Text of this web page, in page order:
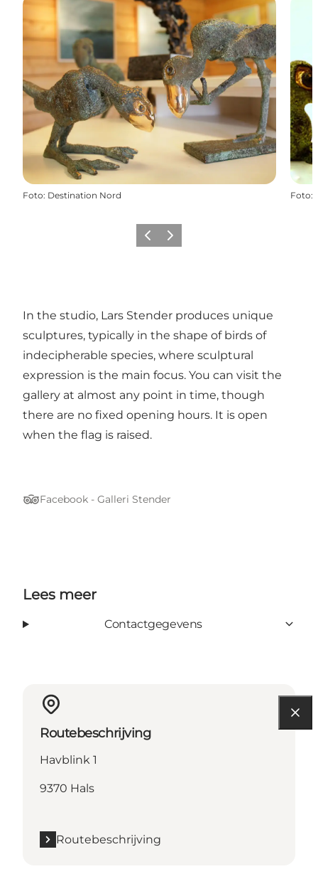
Foto: Destination Nord Foto:
Vorige Volgende
In the studio, Lars Stender produces unique
sculptures, typically in the shape of birds of
indecipherable species, where sculptural
expression is the main focus. You can visit the
gallery at almost any point in time, though
there are no fixed opening hours. It is open
when the flag is raised.
Tripadvisor
Facebook - Galleri Stender
Lees meer
Contactgegevens
Routebeschrijving
Havblink 1
9370 Hals
Routebeschrijving